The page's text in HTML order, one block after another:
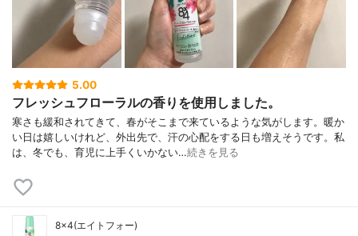
5.00
フレッシュフローラルの香りを使用しました。
寒さも緩和されてきて、春がそこまで来ているような気がします。暖か
い日は嬉しいけれど、外出先で、汗の心配をする日も増えそうです。私
は、冬でも、育児に上手くいかない…続きを見る
8×4(エイトフォー)